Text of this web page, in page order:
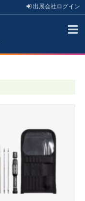
出展会社 ログイン